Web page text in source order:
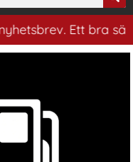
Ett bra sätt att